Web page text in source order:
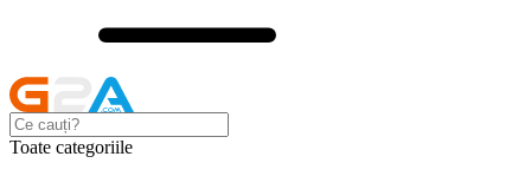
Toate categoriile